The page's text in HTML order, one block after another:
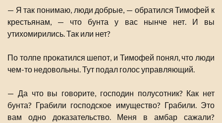
— Я так понимаю, люди добрые, — обратился Тимофей к
крестьянам, — что бунта у вас нынче нет. И вы
утихомирились. Так или нет?
По толпе прокатился шепот, и Тимофей понял, что люди
чем-то недовольны. Тут подал голос управляющий.
— Да что вы говорите, господин полусотник? Как нет
бунта? Грабили господское имущество? Грабили. Это
вам одно доказательство. Меня в амбар сажали?